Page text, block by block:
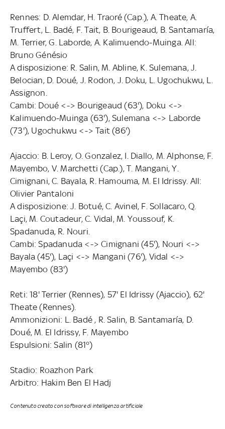
Rennes: D. Alemdar, H. Traoré (Cap.), A. Theate, A.
Truffert, L. Badé, F. Tait, B. Bourigeaud, B. Santamaría,
M. Terrier, G. Laborde, A. Kalimuendo-Muinga. All:
Bruno Génésio
A disposizione: R. Salin, M. Abline, K. Sulemana, J.
Belocian, D. Doué, J. Rodon, J. Doku, L. Ugochukwu, L.
Assignon.
Cambi: Doué <-> Bourigeaud (63'), Doku <->
Kalimuendo-Muinga (63'), Sulemana <-> Laborde
(73'), Ugochukwu <-> Tait (86')
Ajaccio: B. Leroy, O. Gonzalez, I. Diallo, M. Alphonse, F.
Mayembo, V. Marchetti (Cap.), T. Mangani, Y.
Cimignani, C. Bayala, R. Hamouma, M. El Idrissy. All:
Olivier Pantaloni
A disposizione: J. Botué, C. Avinel, F. Sollacaro, Q.
Laçi, M. Coutadeur, C. Vidal, M. Youssouf, K.
Spadanuda, R. Nouri.
Cambi: Spadanuda <-> Cimignani (45'), Nouri <->
Bayala (45'), Laçi <-> Mangani (76'), Vidal <->
Mayembo (83')
Reti: 18' Terrier (Rennes), 57' El Idrissy (Ajaccio), 62'
Theate (Rennes).
Ammonizioni: L. Badé , R. Salin, B. Santamaría, D.
Doué, M. El Idrissy, F. Mayembo
Espulsioni: Salin (81°)
Stadio: Roazhon Park
Arbitro: Hakim Ben El Hadj
Contenuto creato con software di intelligenza artificiale